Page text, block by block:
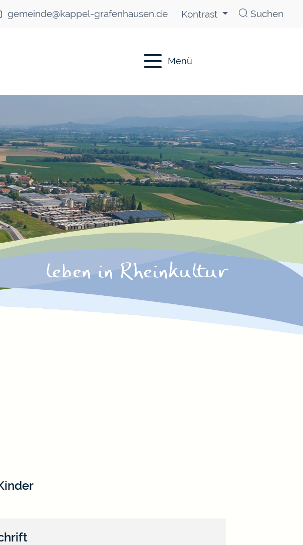
gemeinde@kappel-grafenhausen.de Kontrast Suchen
Menü